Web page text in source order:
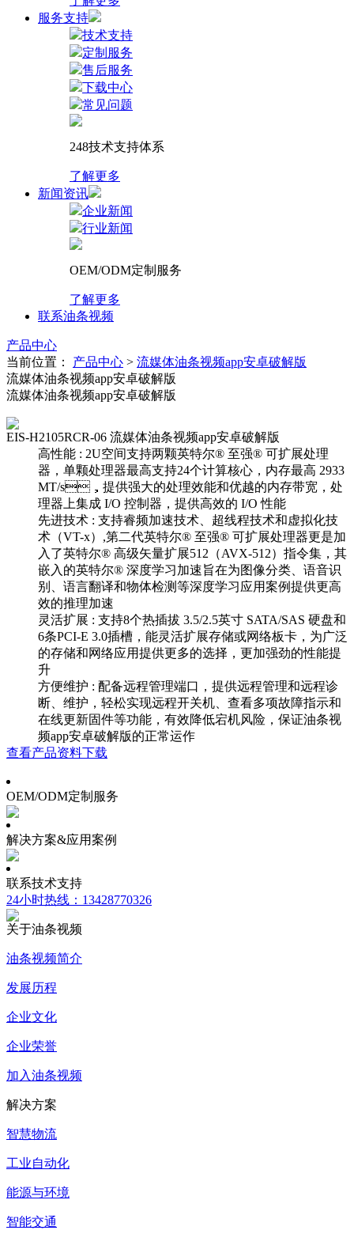
服务支持
技术支持
定制服务
售后服务
下载中心
常见问题
248技术支持体系
了解更多
新闻资讯
企业新闻
行业新闻
OEM/ODM定制服务
了解更多
联系油条视频
产品中心
当前位置： 产品中心 > 流媒体油条视频app安卓破解版
流媒体油条视频app安卓破解版
流媒体油条视频app安卓破解版
EIS-H2105RCR-06 流媒体油条视频app安卓破解版
高性能 : 2U空间支持两颗英特尔® 至强® 可扩展处理
器，单颗处理器最高支持24个计算核心，内存最高 2933
MT/s，提供强大的处理效能和优越的内存带宽，处
理器上集成 I/O 控制器，提供高效的 I/O 性能
先进技术 : 支持睿频加速技术、超线程技术和虚拟化技
术（VT-x）,第二代英特尔® 至强® 可扩展处理器更是加
入了英特尔® 高级矢量扩展512（AVX-512）指令集，其
嵌入的英特尔® 深度学习加速旨在为图像分类、语音识
别、语言翻译和物体检测等深度学习应用案例提供更高
效的推理加速
灵活扩展 : 支持8个热插拔 3.5/2.5英寸 SATA/SAS 硬盘和
6条PCI-E 3.0插槽，能灵活扩展存储或网络板卡，为广泛
的存储和网络应用提供更多的选择，更加强劲的性能提
升
方便维护 : 配备远程管理端口，提供远程管理和远程诊
断、维护，轻松实现远程开关机、查看多项故障指示和
在线更新固件等功能，有效降低宕机风险，保证油条视
频app安卓破解版的正常运作
查看产品资料下载
OEM/ODM定制服务
解决方案&应用案例
联系技术支持
24小时热线：13428770326
关于油条视频
油条视频简介
发展历程
企业文化
企业荣誉
加入油条视频
解决方案
智慧物流
工业自动化
能源与环境
智能交通